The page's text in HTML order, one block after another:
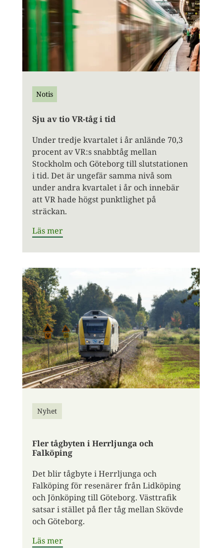
Notis
Sju av tio VR-tåg i tid
Under tredje kvartalet i år anlände 70,3
procent av VR:s snabbtåg mellan
Stockholm och Göteborg till slutstationen
i tid. Det är ungefär samma nivå som
under andra kvartalet i år och innebär
att VR hade högst punktlighet på
sträckan.
Läs mer
Nyhet
Fler tågbyten i Herrljunga och
Falköping
Det blir tågbyte i Herrljunga och
Falköping för resenärer från Lidköping
och Jönköping till Göteborg. Västtrafik
satsar i stället på fler tåg mellan Skövde
och Göteborg.
Läs mer